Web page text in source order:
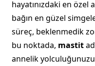
hayatınızdaki en
bağın en güzel
süreç, beklenmedik
bu noktada, mastit
annelik